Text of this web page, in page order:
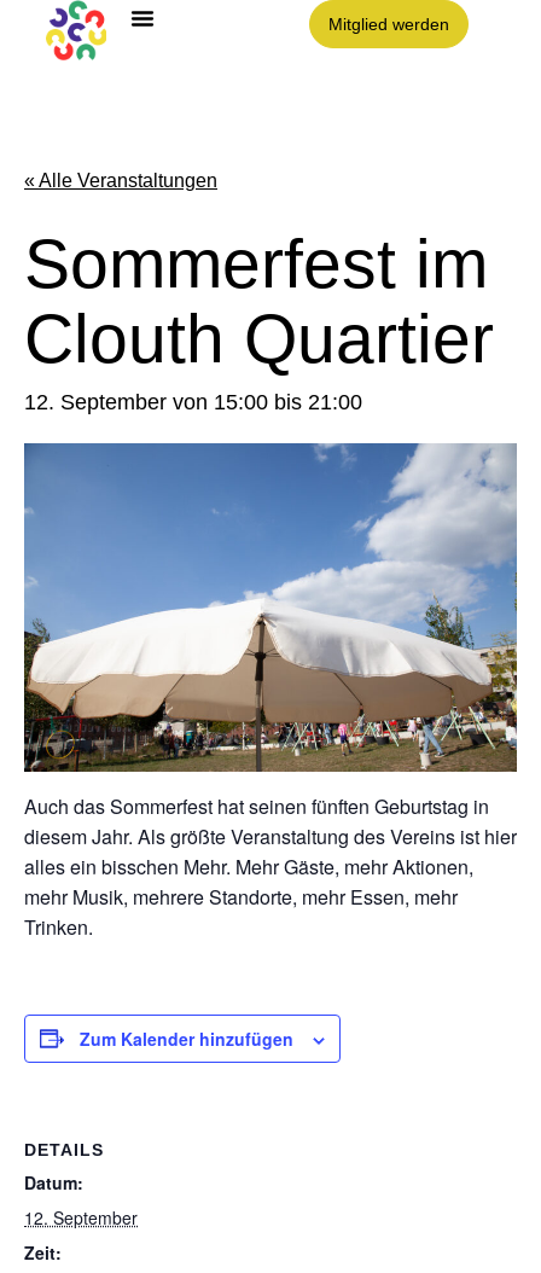
Mitglied werden
« Alle Veranstaltungen
Sommerfest im
Clouth Quartier
12. September von 15:00 bis 21:00
Auch das Sommerfest hat seinen fünften Geburtstag in
diesem Jahr. Als größte Veranstaltung des Vereins ist hier
alles ein bisschen Mehr. Mehr Gäste, mehr Aktionen,
mehr Musik, mehrere Standorte, mehr Essen, mehr
Trinken.
Zum Kalender hinzufügen
DETAILS
Datum:
12. September
Zeit: